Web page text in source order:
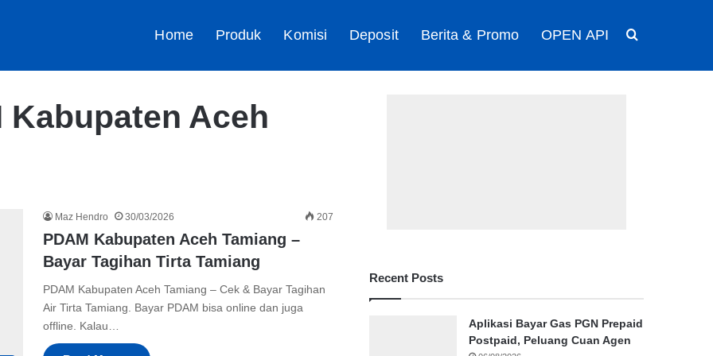
Home Produk Komisi Deposit Berita & Promo OPEN API
Kabupaten Aceh
Maz Hendro 30/03/2026 207
PDAM Kabupaten Aceh Tamiang –
Bayar Tagihan Tirta Tamiang
PDAM Kabupaten Aceh Tamiang – Cek & Bayar Tagihan
Air Tirta Tamiang. Bayar PDAM bisa online dan juga
offline. Kalau…
Recent Posts
Aplikasi Bayar Gas PGN Prepaid
Postpaid, Peluang Cuan Agen